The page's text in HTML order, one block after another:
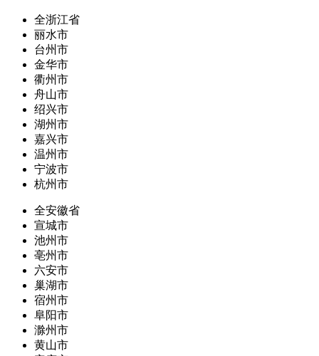
全浙江省
丽水市
台州市
金华市
衢州市
舟山市
绍兴市
湖州市
嘉兴市
温州市
宁波市
杭州市
全安徽省
宣城市
池州市
亳州市
六安市
巢湖市
宿州市
阜阳市
滁州市
黄山市